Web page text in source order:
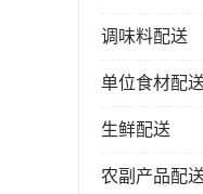
调味料配送
单位食材配
生鲜配送
农副产品配